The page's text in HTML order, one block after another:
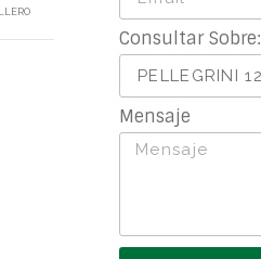
Consultar Sobre:
Mensaje